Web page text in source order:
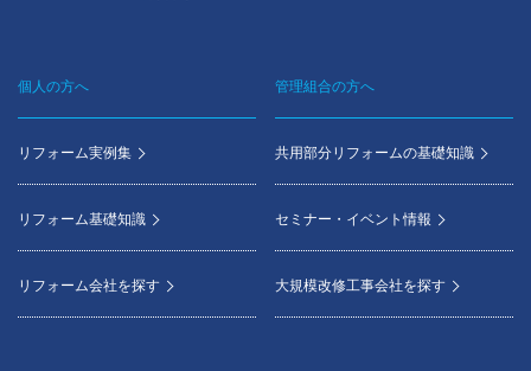
Footer
menu
個人の方へ
リフォーム実例集
リフォーム基礎知識
リフォーム会社を探す
管理組合の方へ
共用部分リフォームの基礎知識
セミナー・イベント情報
大規模改修工事会社を探す